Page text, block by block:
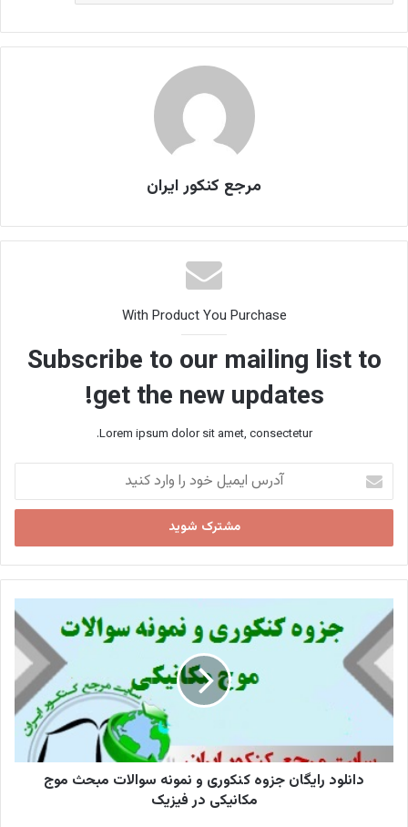
مرجع کنکور ایران
With Product You Purchase
Subscribe to our mailing list to
get the new updates!
Lorem ipsum dolor sit amet, consectetur.
ایمیل
خود
وارد
کنید
دانلود
رایگان
جزوه
کنکوری
و
نمونه
سوالات
موج
مکانیکیدانلود رایگان جزوه کنکوری و نمونه سوالات مبحث موج
مکانیکی در فیزیک